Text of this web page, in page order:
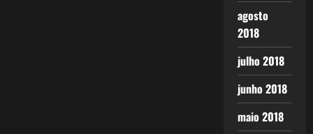
agosto
2018
julho 2018
junho 2018
maio 2018